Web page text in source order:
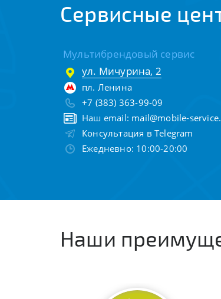
Сервисные
Мультибрендовый сервис
ул. Мичурина, 2
пл. Ленина
+7 (383) 363-99-09
Наш email: mail@mobile-
Консультация в Telegram
Ежедневно: 10:00-20:00
Наши